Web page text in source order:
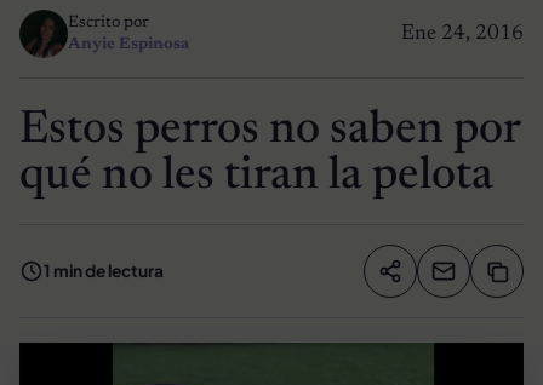
Ene 24, 2016
Escrito por
Anyie Espinosa
Estos perros no saben por
qué no les tiran la pelota
1 min de lectura Compartir